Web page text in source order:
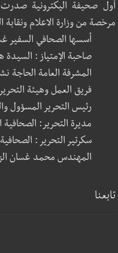
مرخصة من وزارة الاعلام ونقابة
أسسها الصحافي السفير
صاحبة الإمتياز : السيدة
المشرفة العامة الحاجة
فريق العمل وهيئة
رئيس التحرير المسؤول
مديرة التحرير:
سكرتير التحرير :
المهندس محمد غسان
تابعنا